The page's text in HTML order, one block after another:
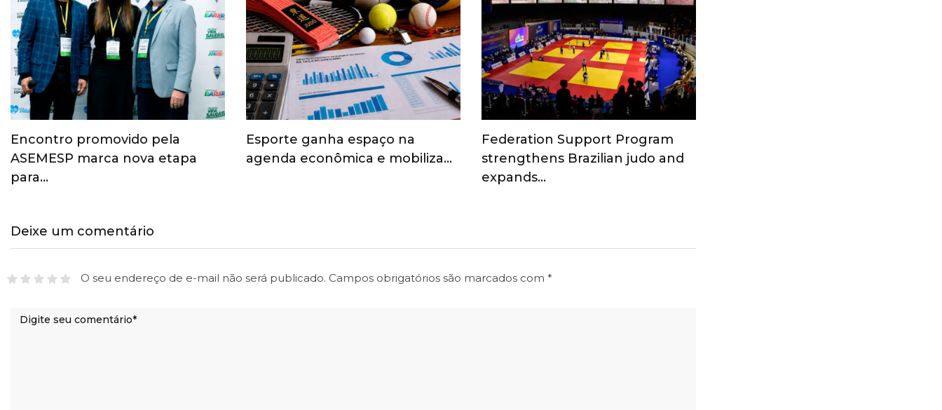
Encontro promovido pela
ASEMESP marca nova etapa
para…
Esporte ganha espaço na
agenda econômica e mobiliza…
Federation Support Program
strengthens Brazilian judo and
expands…
Deixe um comentário
O seu endereço de e-mail não será publicado. Campos obrigatórios são marcados com *